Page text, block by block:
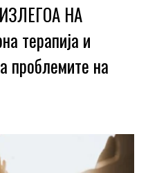
НА
терапија и
проблемите на